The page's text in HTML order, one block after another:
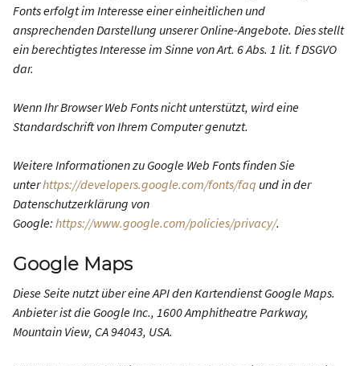
Fonts erfolgt im Interesse einer einheitlichen und
ansprechenden Darstellung unserer Online-Angebote. Dies stellt
ein berechtigtes Interesse im Sinne von Art. 6 Abs. 1 lit. f DSGVO
dar.
Wenn Ihr Browser Web Fonts nicht unterstützt, wird eine
Standardschrift von Ihrem Computer genutzt.
Weitere Informationen zu Google Web Fonts finden Sie
unterhttps://developers.google.com/fonts/faq und in der
Datenschutzerklärung von
Google: https://www.google.com/policies/privacy/.
Google Maps
Diese Seite nutzt über eine API den Kartendienst Google Maps.
Anbieter ist die Google Inc., 1600 Amphitheatre Parkway,
Mountain View, CA 94043, USA.